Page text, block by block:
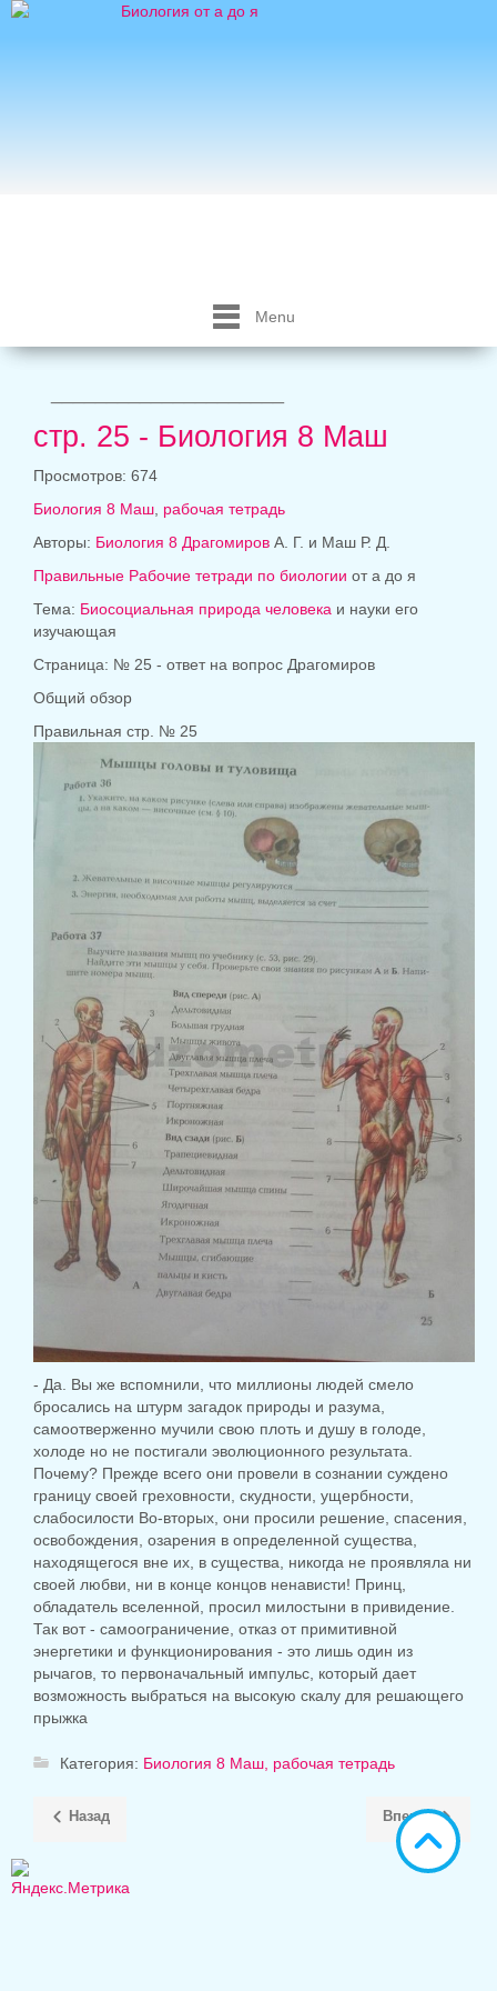
Menu
стр. 25 - Биология 8 Маш
Просмотров: 674
Биология 8 Маш, рабочая тетрадь
Авторы: Биология 8 Драгомиров А. Г. и Маш Р. Д.
Правильные Рабочие тетради по биологии от а до я
Тема: Биосоциальная природа человека и науки его
изучающая
Страница: № 25 - ответ на вопрос Драгомиров
Общий обзор
Правильная стр. № 25
- Да. Вы же вспомнили, что миллионы людей смело
бросались на штурм загадок природы и разума,
самоотверженно мучили свою плоть и душу в голоде,
холоде но не постигали эволюционного результата.
Почему? Прежде всего они провели в сознании суждено
границу своей греховности, скудности, ущербности,
слабосилости Во-вторых, они просили решение, спасения,
освобождения, озарения в определенной существа,
находящегося вне их, в существа, никогда не проявляла ни
своей любви, ни в конце концов ненависти! Принц,
обладатель вселенной, просил милостыни в привидение.
Так вот - самоограничение, отказ от примитивной
энергетики и функционирования - это лишь один из
рычагов, то первоначальный импульс, который дает
возможность выбраться на высокую скалу для решающего
прыжка
Категория: Биология 8 Маш, рабочая тетрадь
Назад Вперёд